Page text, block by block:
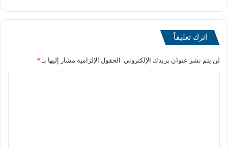
اترك تعليقاً
لن يتم نشر عنوان بريدك الإلكتروني. الحقول الإلزامية مشار إليها بـ *